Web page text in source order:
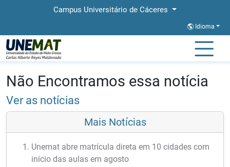
Campus Universitário de Cáceres
Idioma
Página Inicial
Não Encontramos essa notícia
Ver as notícias
Mais Notícias
Unemat abre matrícula direta em 10 cidades com
início das aulas em agosto